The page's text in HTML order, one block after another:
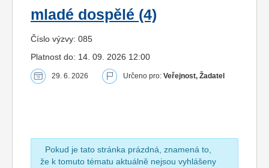
mladé dospělé (4)
Číslo výzvy: 085
Platnost do: 14. 09. 2026 12:00
29. 6. 2026 Určeno pro: Veřejnost, Žadatel
Pokud je tato stránka prázdná, znamená to,
že k tomuto tématu aktuálně nejsou vyhlášeny